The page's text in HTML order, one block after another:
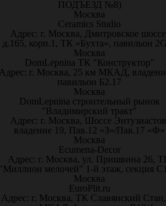
ПОДЪЕЗД №8)
Москва
Ceramics Studio
Адрес: г. Москва, Дмитровское
д.165, корп.1, ТК «Бухта», павильон
Москва
DomLepnina ТК "Конструктор"
г. Москва, 25 км МКАД,
павильон Б2.17
Москва
DomLepnina строительный рынок
"Владимирский тракт"
Адрес: г. Москва, Шоссе
владение 19, Пав.12 «З»/Пав.17 «Ф»
Москва
Ecumena-Decor
Адрес: г. Москва, ул. Пришвина 26,
мелочей" 1-й этаж, секция
Москва
EuroPlit.ru
Адрес: г. Москва, ТК Славянский Стан,